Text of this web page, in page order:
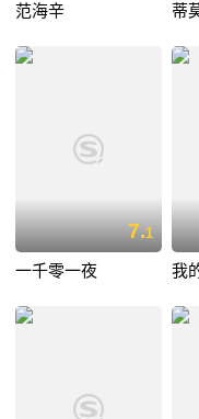
范海辛 蒂
7.1
一千零一夜 我